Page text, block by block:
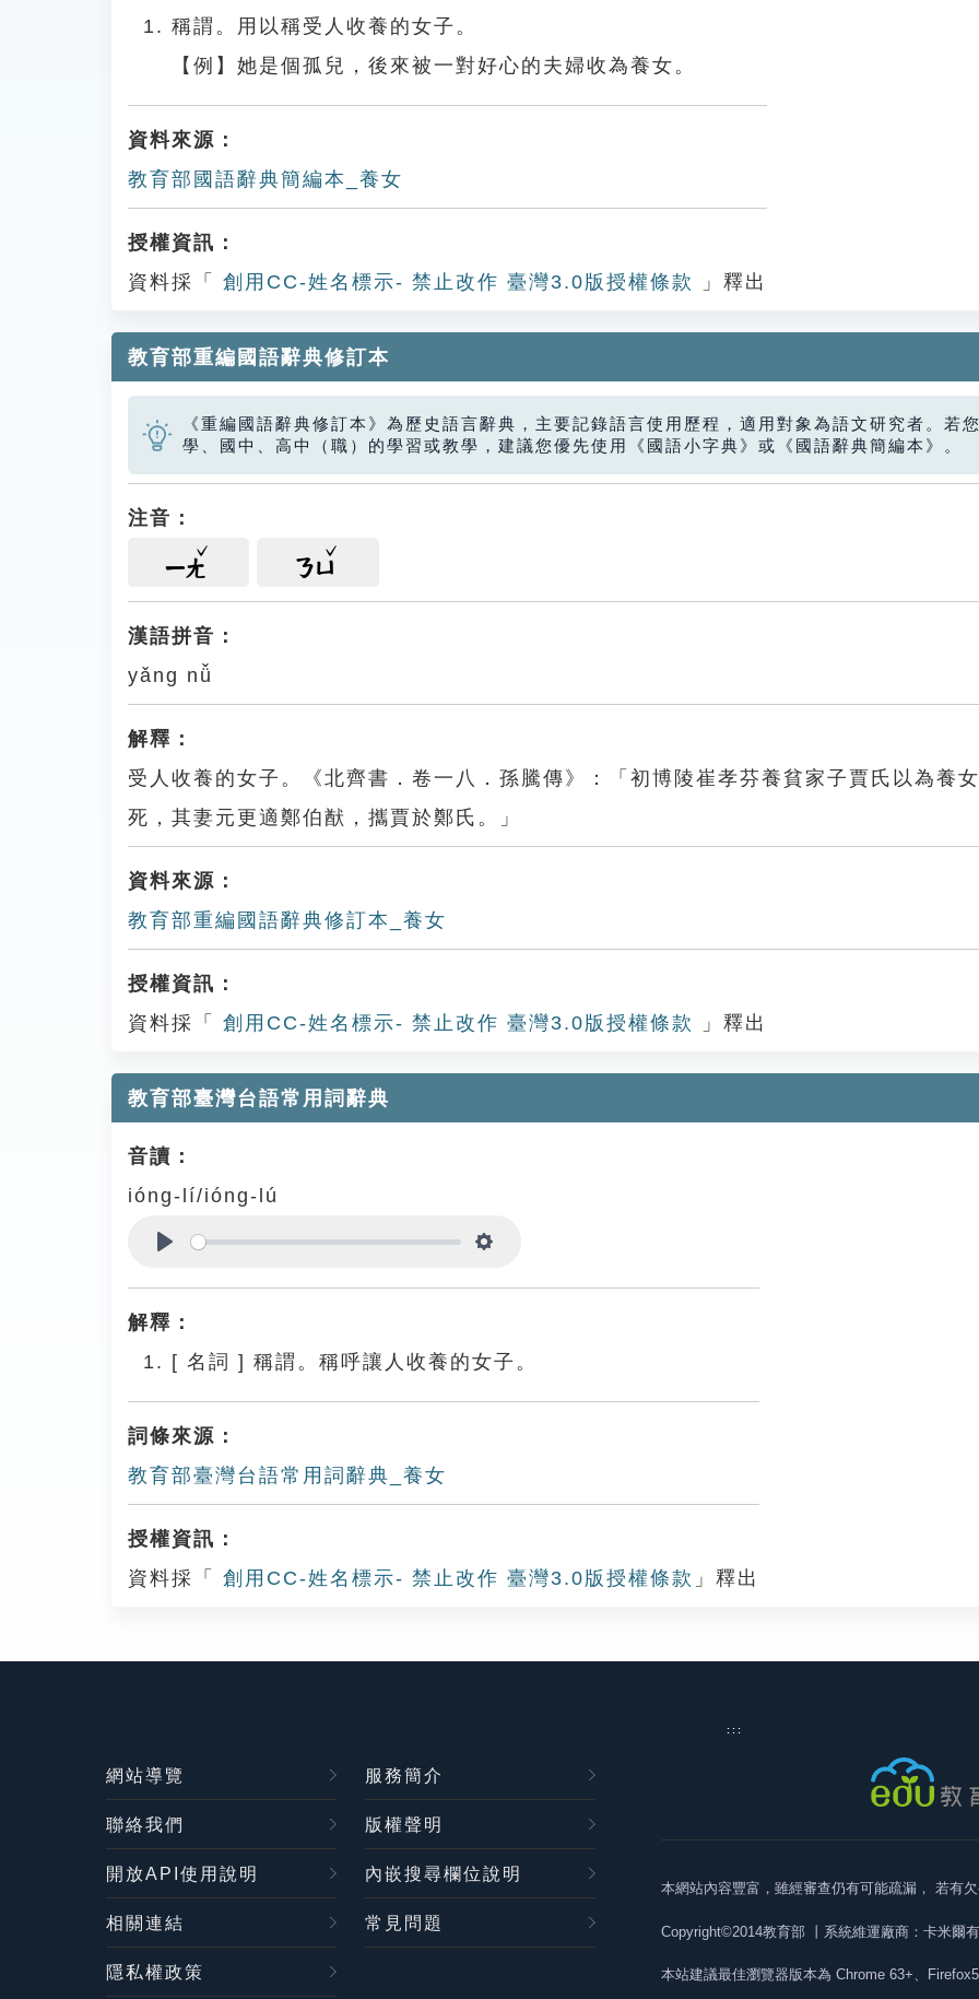
稱謂。用以稱受人收養的女子。
【例】她是個孤兒，後來被一對好心的夫婦收為養女。
資料來源：
教育部國語辭典簡編本_養女
授權資訊：
資料採「
創用CC-姓名標示- 禁止改作 臺灣3.0版授權條款 」釋出
教育部重編國語辭典修訂本
《重編國語辭典修訂本》為歷史語言辭典，主要記錄語言使用歷程，適用對象為語文研究者。若
學、國中、高中（職）的學習或教學，建議您優先使用《國語小字典》或《國語辭典簡編本》。
注音：
ㄧㄤ ㄋㄩ
漢語拼音：
yǎng nǚ
解釋：
受人收養的女子。《北齊書．卷一八．孫騰傳》：「初博陵崔孝芬養貧家子賈氏以為養
死，其妻元更適鄭伯猷，攜賈於鄭氏。」
資料來源：
教育部重編國語辭典修訂本_養女
授權資訊：
資料採「
創用CC-姓名標示- 禁止改作 臺灣3.0版授權條款 」釋出
教育部臺灣台語常用詞辭典
音讀：
ióng-lí/ióng-lú
解釋：
[ 名詞 ] 稱謂。稱呼讓人收養的女子。
詞條來源：
教育部臺灣台語常用詞辭典_養女
授權資訊：
資料採「
創用CC-姓名標示- 禁止改作 臺灣3.0版授權條款 」釋出
:::
網站導覽 服務簡介
聯絡我們 版權聲明
開放API使用說明 內嵌搜尋欄位說明
相關連結 常見問題
隱私權政策
本網站內容豐富，雖經審查仍有可能疏漏， 若有
Copyright©2014教育部 丨系統維運廠商：卡米爾
本站建議最佳瀏覽器版本為 Chrome 63+、